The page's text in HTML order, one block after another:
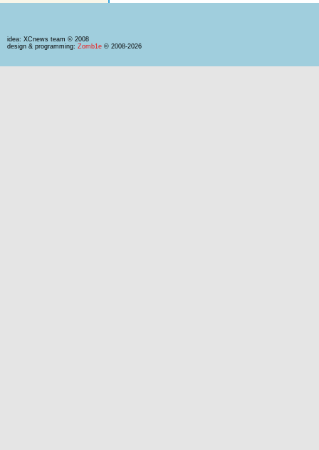
idea: XCnews team © 2008
design & programming: Zomb1e © 2008-2026